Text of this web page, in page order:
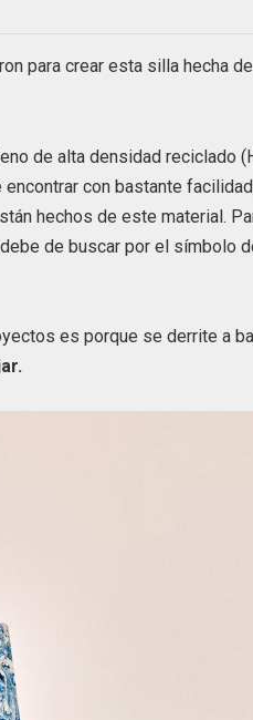
para crear esta silla hecha
de alta densidad reciclado
con bastante
hechos de este material.
de buscar por el símbolo
es porque se derrite a